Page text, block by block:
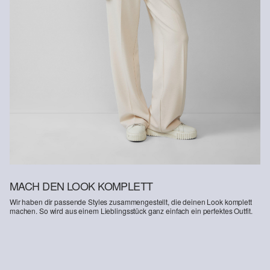
MACH DEN LOOK KOMPLETT
Wir haben dir passende Styles zusammengestellt, die deinen Look komplett
machen. So wird aus einem Lieblingsstück ganz einfach ein perfektes Outfit.